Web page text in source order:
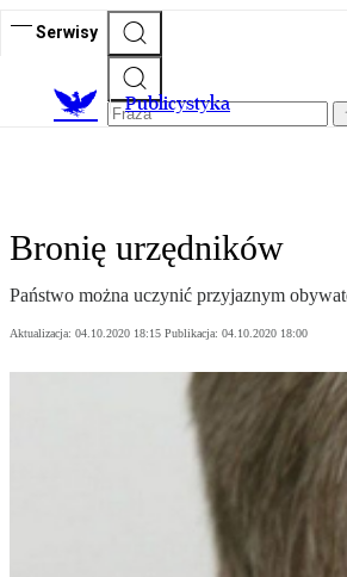
Serwisy
Publicystyka
Bronię urzędników
Państwo można uczynić przyjaznym
Aktualizacja: 04.10.2020 18:15 Publikacja: 04.10.2020 18:00